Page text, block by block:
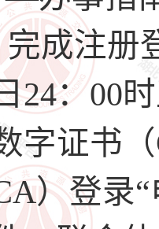
完成注册
24：00
字证书
CA）登录